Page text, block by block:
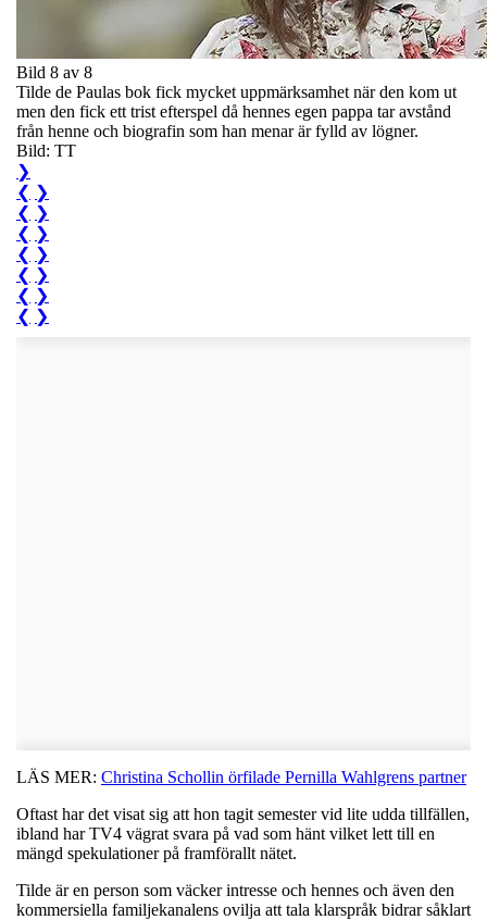
Bild 8 av 8
Tilde de Paulas bok fick mycket uppmärksamhet när den kom ut
men den fick ett trist efterspel då hennes egen pappa tar avstånd
från henne och biografin som han menar är fylld av lögner.
Bild: TT
❯
❮ ❯
❮ ❯
❮ ❯
❮ ❯
❮ ❯
❮ ❯
❮ ❯
LÄS MER: Christina Schollin örfilade Pernilla Wahlgrens partner
Oftast har det visat sig att hon tagit semester vid lite udda tillfällen,
ibland har TV4 vägrat svara på vad som hänt vilket lett till en
mängd spekulationer på framförallt nätet.
Tilde är en person som väcker intresse och hennes och även den
kommersiella familjekanalens ovilja att tala klarspråk bidrar såklart